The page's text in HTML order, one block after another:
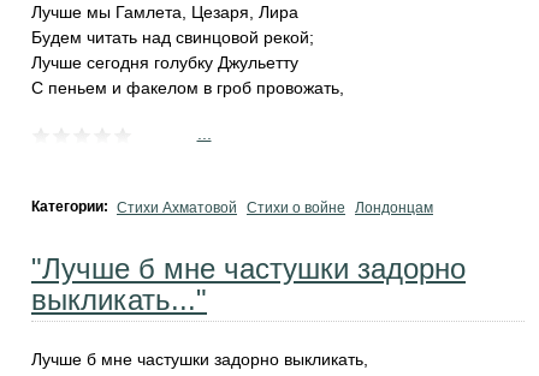
Лучше мы Гамлета, Цезаря, Лира
Будем читать над свинцовой рекой;
Лучше сегодня голубку Джульетту
С пеньем и факелом в гроб провожать,
Категории: Стихи Ахматовой Стихи о войне Лондонцам
"Лучше б мне частушки задорно
выкликать..."
Лучше б мне частушки задорно выкликать,